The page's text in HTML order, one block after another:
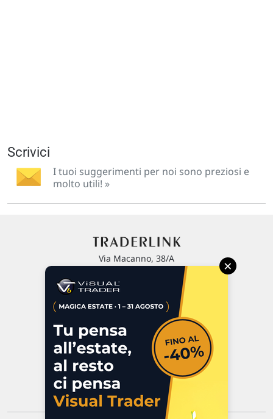
Scrivici
I tuoi suggerimenti per noi sono preziosi e
molto utili! »
Via Macanno, 38/A
P.IVA 02 452 460 401
Commenti e segnalazioni
Contattaci
×